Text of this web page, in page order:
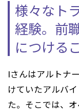
様々なト
経験。 前
につける
Iさんはアルトナ
けていたアルバ
た。そこでは、